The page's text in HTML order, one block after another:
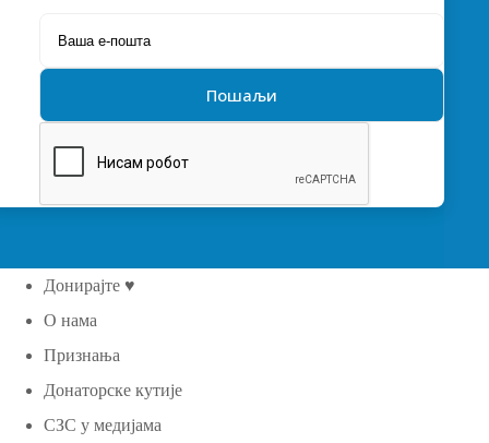
Донирајте ♥
О нама
Признања
Донаторске кутије
СЗС у медијама